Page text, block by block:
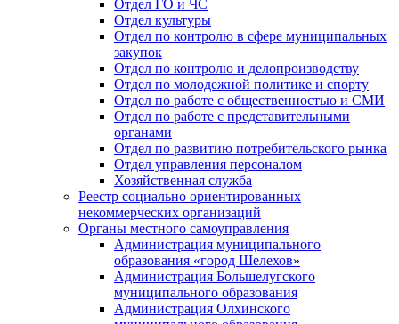
Отдел ГО и ЧС
Отдел культуры
Отдел по контролю в сфере муниципальных
закупок
Отдел по контролю и делопроизводству
Отдел по молодежной политике и спорту
Отдел по работе с общественностью и СМИ
Отдел по работе с представительными
органами
Отдел по развитию потребительского рынка
Отдел управления персоналом
Хозяйственная служба
Реестр социально ориентированных
некоммерческих организаций
Органы местного самоуправления
Администрация муниципального
образования «город Шелехов»
Администрация Большелугского
муниципального образования
Администрация Олхинского